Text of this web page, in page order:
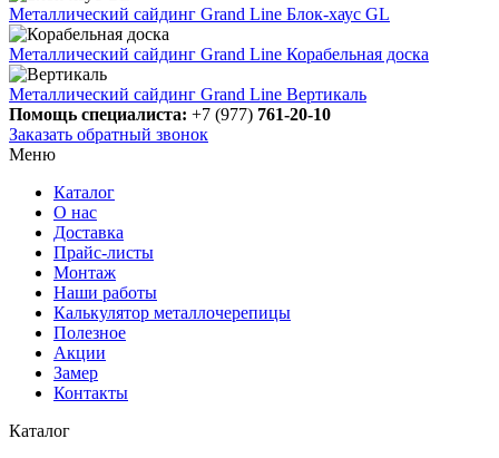
Металлический сайдинг Grand Line Блок-хаус GL
Металлический сайдинг Grand Line Корабельная доска
Металлический сайдинг Grand Line Вертикаль
Помощь специалиста: +7 (977) 761-20-10
Заказать обратный звонок
Меню
Каталог
О нас
Доставка
Прайс-листы
Монтаж
Наши работы
Калькулятор металлочерепицы
Полезное
Акции
Замер
Контакты
Каталог